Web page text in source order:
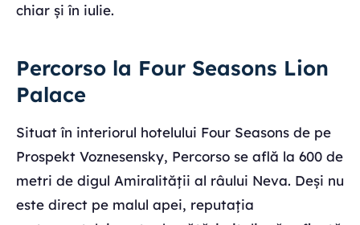
chiar și în iulie.
Percorso la Four Seasons Lion
Palace
Situat în interiorul hotelului Four Seasons de pe
Prospekt Voznesensky, Percorso se află la 600 de
metri de digul Amiralității al râului Neva. Deși nu
este direct pe malul apei, reputația